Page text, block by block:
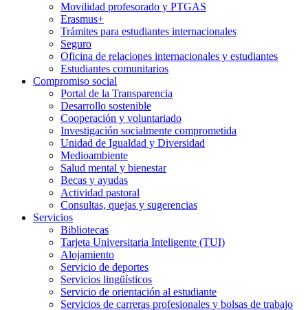
Movilidad profesorado y PTGAS
Erasmus+
Trámites para estudiantes internacionales
Seguro
Oficina de relaciones internacionales y estudiantes
Estudiantes comunitarios
Compromiso social
Portal de la Transparencia
Desarrollo sostenible
Cooperación y voluntariado
Investigación socialmente comprometida
Unidad de Igualdad y Diversidad
Medioambiente
Salud mental y bienestar
Becas y ayudas
Actividad pastoral
Consultas, quejas y sugerencias
Servicios
Bibliotecas
Tarjeta Universitaria Inteligente (TUI)
Alojamiento
Servicio de deportes
Servicios lingüísticos
Servicio de orientación al estudiante
Servicios de carreras profesionales y bolsas de trabajo